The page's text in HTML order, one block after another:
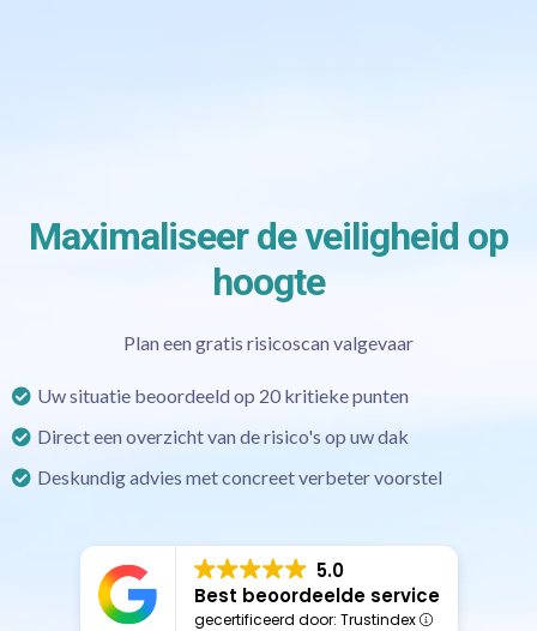
Maximaliseer de veiligheid op
hoogte
Plan een gratis risicoscan valgevaar
Uw situatie beoordeeld op 20 kritieke punten
Direct een overzicht van de risico's op uw dak
Deskundig advies met concreet verbeter voorstel
5.0
Best beoordeelde service
gecertificeerd door: Trustindex